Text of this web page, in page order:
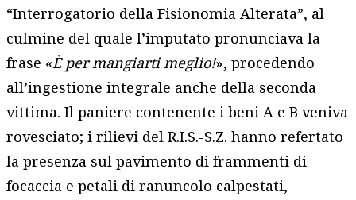
“Interrogatorio della Fisionomia Alterata”, al
culmine del quale l’imputato pronunciava la
frase «È per mangiarti meglio!», procedendo
all’ingestione integrale anche della seconda
vittima. Il paniere contenente i beni A e B veniva
rovesciato; i rilievi del R.I.S.-S.Z. hanno refertato
la presenza sul pavimento di frammenti di
focaccia e petali di ranuncolo calpestati,